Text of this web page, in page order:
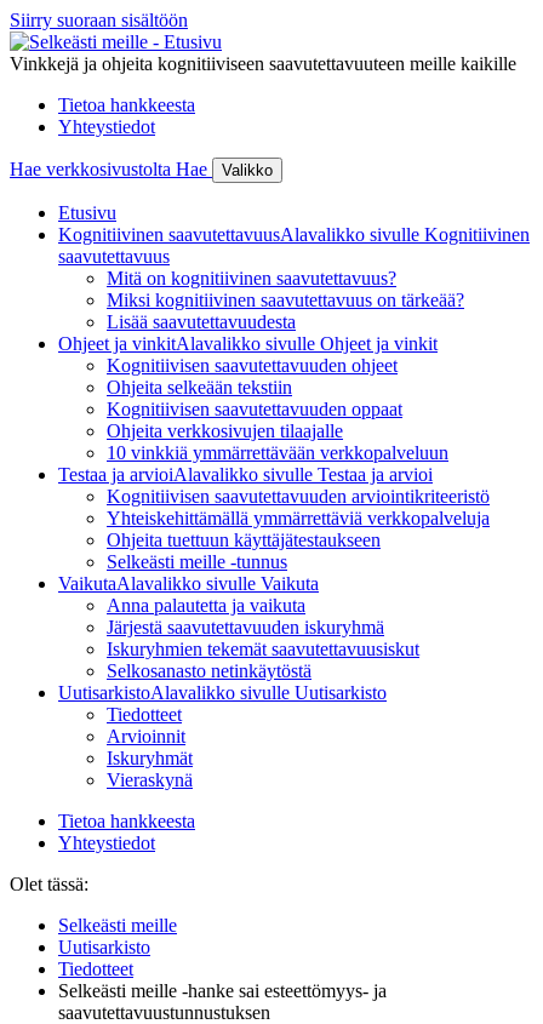
Siirry suoraan sisältöön
Vinkkejä ja ohjeita kognitiiviseen saavutettavuuteen meille kaikille
Tietoa hankkeesta
Yhteystiedot
Hae verkkosivustolta Hae Valikko
Etusivu
Kognitiivinen saavutettavuusAlavalikko sivulle Kognitiivinen
saavutettavuus
Mitä on kognitiivinen saavutettavuus?
Miksi kognitiivinen saavutettavuus on tärkeää?
Lisää saavutettavuudesta
Ohjeet ja vinkitAlavalikko sivulle Ohjeet ja vinkit
Kognitiivisen saavutettavuuden ohjeet
Ohjeita selkeään tekstiin
Kognitiivisen saavutettavuuden oppaat
Ohjeita verkkosivujen tilaajalle
10 vinkkiä ymmärrettävään verkkopalveluun
Testaa ja arvioiAlavalikko sivulle Testaa ja arvioi
Kognitiivisen saavutettavuuden arviointikriteeristö
Yhteiskehittämällä ymmärrettäviä verkkopalveluja
Ohjeita tuettuun käyttäjätestaukseen
Selkeästi meille -tunnus
VaikutaAlavalikko sivulle Vaikuta
Anna palautetta ja vaikuta
Järjestä saavutettavuuden iskuryhmä
Iskuryhmien tekemät saavutettavuusiskut
Selkosanasto netinkäytöstä
UutisarkistoAlavalikko sivulle Uutisarkisto
Tiedotteet
Arvioinnit
Iskuryhmät
Vieraskynä
Tietoa hankkeesta
Yhteystiedot
Olet tässä:
Selkeästi meille
Uutisarkisto
Tiedotteet
Selkeästi meille -hanke sai esteettömyys- ja
saavutettavuustunnustuksen